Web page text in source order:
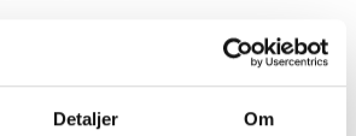
Detaljer Om
adgangskode?
Glemt adgangskode
og følge